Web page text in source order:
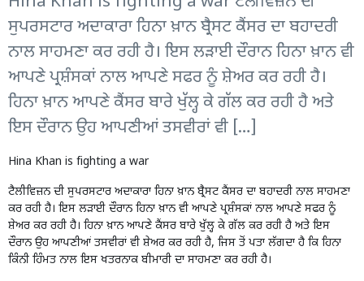
ਸੁਪਰਸਟਾਰ ਅਦਾਕਾਰਾ ਹਿਨਾ ਖ਼ਾਨ ਬ੍ਰੈਸਟ ਕੈਂਸਰ ਦਾ ਬਹਾਦਰੀ
ਨਾਲ ਸਾਹਮਣਾ ਕਰ ਰਹੀ ਹੈ। ਇਸ ਲੜਾਈ ਦੌਰਾਨ ਹਿਨਾ ਖ਼ਾਨ ਵੀ
ਆਪਣੇ ਪ੍ਰਸ਼ੰਸਕਾਂ ਨਾਲ ਆਪਣੇ ਸਫਰ ਨੂੰ ਸ਼ੇਅਰ ਕਰ ਰਹੀ ਹੈ।
ਹਿਨਾ ਖ਼ਾਨ ਆਪਣੇ ਕੈਂਸਰ ਬਾਰੇ ਖੁੱਲ੍ਹ ਕੇ ਗੱਲ ਕਰ ਰਹੀ ਹੈ ਅਤੇ
ਇਸ ਦੌਰਾਨ ਉਹ ਆਪਣੀਆਂ ਤਸਵੀਰਾਂ ਵੀ […]
Hina Khan is fighting a war
ਟੈਲੀਵਿਜ਼ਨ ਦੀ ਸੁਪਰਸਟਾਰ ਅਦਾਕਾਰਾ ਹਿਨਾ ਖ਼ਾਨ ਬ੍ਰੈਸਟ ਕੈਂਸਰ ਦਾ ਬਹਾਦਰੀ ਨਾਲ ਸਾਹਮਣਾ
ਕਰ ਰਹੀ ਹੈ। ਇਸ ਲੜਾਈ ਦੌਰਾਨ ਹਿਨਾ ਖ਼ਾਨ ਵੀ ਆਪਣੇ ਪ੍ਰਸ਼ੰਸਕਾਂ ਨਾਲ ਆਪਣੇ ਸਫਰ ਨੂੰ
ਸ਼ੇਅਰ ਕਰ ਰਹੀ ਹੈ। ਹਿਨਾ ਖ਼ਾਨ ਆਪਣੇ ਕੈਂਸਰ ਬਾਰੇ ਖੁੱਲ੍ਹ ਕੇ ਗੱਲ ਕਰ ਰਹੀ ਹੈ ਅਤੇ ਇਸ
ਦੌਰਾਨ ਉਹ ਆਪਣੀਆਂ ਤਸਵੀਰਾਂ ਵੀ ਸ਼ੇਅਰ ਕਰ ਰਹੀ ਹੈ, ਜਿਸ ਤੋਂ ਪਤਾ ਲੱਗਦਾ ਹੈ ਕਿ ਹਿਨਾ
ਕਿੰਨੀ ਹਿੰਮਤ ਨਾਲ ਇਸ ਖਤਰਨਾਕ ਬੀਮਾਰੀ ਦਾ ਸਾਹਮਣਾ ਕਰ ਰਹੀ ਹੈ।